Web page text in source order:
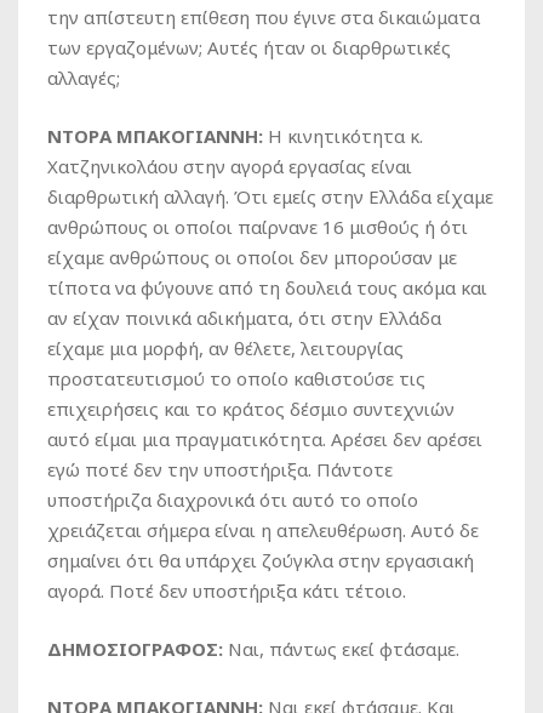
την απίστευτη επίθεση που έγινε στα δικαιώματα
των εργαζομένων; Αυτές ήταν οι διαρθρωτικές
αλλαγές;
ΝΤΟΡΑ ΜΠΑΚΟΓΙΑΝΝΗ: Η κινητικότητα κ.
Χατζηνικολάου στην αγορά εργασίας είναι
διαρθρωτική αλλαγή. Ότι εμείς στην Ελλάδα είχαμε
ανθρώπους οι οποίοι παίρνανε 16 μισθούς ή ότι
είχαμε ανθρώπους οι οποίοι δεν μπορούσαν με
τίποτα να φύγουνε από τη δουλειά τους ακόμα και
αν είχαν ποινικά αδικήματα, ότι στην Ελλάδα
είχαμε μια μορφή, αν θέλετε, λειτουργίας
προστατευτισμού το οποίο καθιστούσε τις
επιχειρήσεις και το κράτος δέσμιο συντεχνιών
αυτό είμαι μια πραγματικότητα. Αρέσει δεν αρέσει
εγώ ποτέ δεν την υποστήριξα. Πάντοτε
υποστήριζα διαχρονικά ότι αυτό το οποίο
χρειάζεται σήμερα είναι η απελευθέρωση. Αυτό δε
σημαίνει ότι θα υπάρχει ζούγκλα στην εργασιακή
αγορά. Ποτέ δεν υποστήριξα κάτι τέτοιο.
ΔΗΜΟΣΙΟΓΡΑΦΟΣ: Ναι, πάντως εκεί φτάσαμε.
ΝΤΟΡΑ ΜΠΑΚΟΓΙΑΝΝΗ: Ναι εκεί φτάσαμε. Και